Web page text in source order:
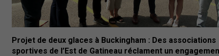
Projet de deux glaces à Buckingham : Des associations
sportives de l’Est de Gatineau réclament un